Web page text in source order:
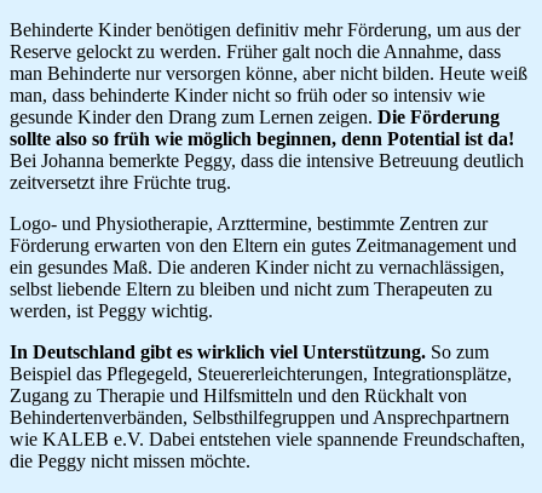
Behinderte Kinder benötigen definitiv mehr Förderung, um aus der
Reserve gelockt zu werden. Früher galt noch die Annahme, dass
man Behinderte nur versorgen könne, aber nicht bilden. Heute weiß
man, dass behinderte Kinder nicht so früh oder so intensiv wie
gesunde Kinder den Drang zum Lernen zeigen. Die Förderung
sollte also so früh wie möglich beginnen, denn Potential ist da!
Bei Johanna bemerkte Peggy, dass die intensive Betreuung deutlich
zeitversetzt ihre Früchte trug.
Logo- und Physiotherapie, Arzttermine, bestimmte Zentren zur
Förderung erwarten von den Eltern ein gutes Zeitmanagement und
ein gesundes Maß. Die anderen Kinder nicht zu vernachlässigen,
selbst liebende Eltern zu bleiben und nicht zum Therapeuten zu
werden, ist Peggy wichtig.
In Deutschland gibt es wirklich viel Unterstützung. So zum
Beispiel das Pflegegeld, Steuererleichterungen, Integrationsplätze,
Zugang zu Therapie und Hilfsmitteln und den Rückhalt von
Behindertenverbänden, Selbsthilfegruppen und Ansprechpartnern
wie KALEB e.V. Dabei entstehen viele spannende Freundschaften,
die Peggy nicht missen möchte.